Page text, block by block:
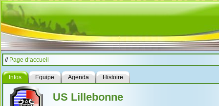
// Page d‘accueil
Infos Equipe Agenda Histoire
US Lillebonne